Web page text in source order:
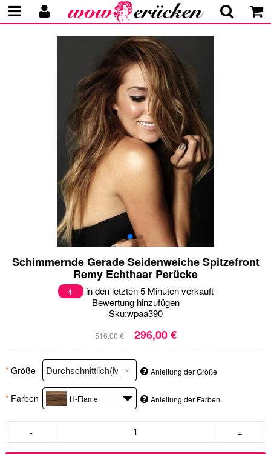
Schimmernde Gerade Seidenweiche Spitzefront
Remy Echthaar Perücke
4
in den letzten 5 Minuten verkauft
Bewertung hinzufügen
Sku:wpaa390
516,00 € 296,00 €
* Größe Anleitung der Größe
* Farben H-Flame Anleitung der Farben
- +